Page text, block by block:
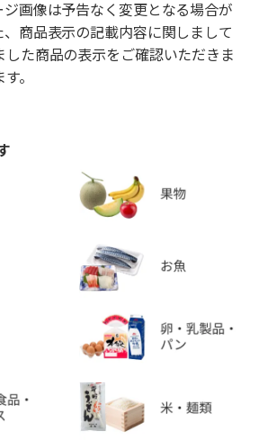
画像は予告なく変更となる場合が
、商品表示の記載内容に関しまして
した商品の表示をご確認いただきま
。